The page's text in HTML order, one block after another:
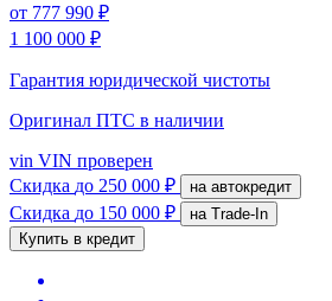
от 777 990 ₽
1 100 000 ₽
Гарантия юридической чистоты
Оригинал ПТС в наличии
vin VIN проверен
Скидка до 250 000 ₽ на автокредит
Скидка до 150 000 ₽
на Trade-In
Купить в кредит